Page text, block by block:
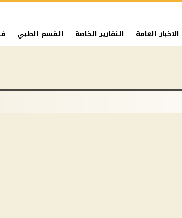
الاخبار العامة التقارير الخاصة القسم الطبي